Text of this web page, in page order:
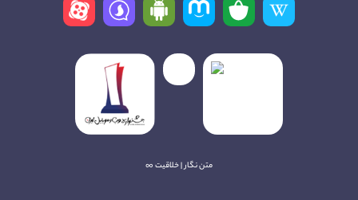
متن نگار | خلاقیت ∞